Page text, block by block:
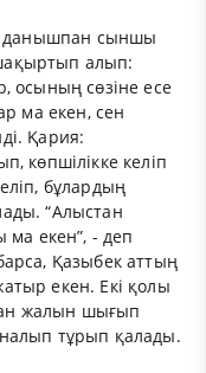
данышпан сыншы
алып:
осының сөзіне есе
ма екен, сен
Қария:
көпшілікке келіп
бұлардың
“Алыстан
ма екен”, - деп
Қазыбек аттың
екен. Екі қолы
жалын шығып
тұрып қалады.